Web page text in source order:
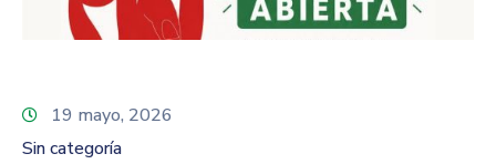
19 mayo, 2026
Sin categoría